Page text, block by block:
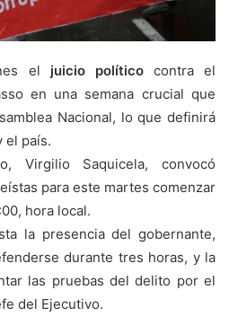
el juicio políticocontra el
en una semana crucial que
Nacional, lo que definirá
el país.
Virgilio Saquicela, convocó
para este martes comenzar
hora local.
la presencia del gobernante,
durante tres horas, y la
las pruebas del delito por el
del Ejecutivo.